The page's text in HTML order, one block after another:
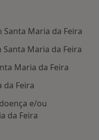
Santa Maria da Feira
Maria da Feira
Maria da Feira
da Feira
e/ou
da Feira